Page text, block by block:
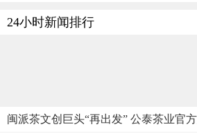
24小时新闻排行
闽派茶文创巨头“再出发” 公泰茶业官